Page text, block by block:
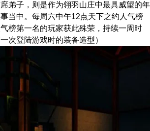
弟子，则是作为翎羽山庄中最具威望的年
当中。每周六中午12点天下之约人气榜
榜第一名的玩家获此殊荣，持续一周时
次登陆游戏时的装备造型）